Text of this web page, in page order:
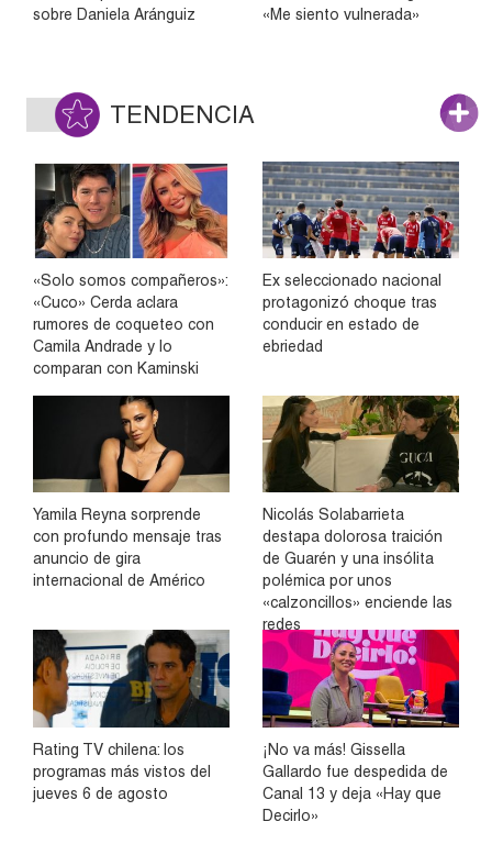
sobre Daniela Aránguiz
«Me siento vulnerada»
TENDENCIA
«Solo somos compañeros»:
«Cuco» Cerda aclara
rumores de coqueteo con
Camila Andrade y lo
comparan con Kaminski
Ex seleccionado nacional
protagonizó choque tras
conducir en estado de
ebriedad
Yamila Reyna sorprende
con profundo mensaje tras
anuncio de gira
internacional de Américo
Nicolás Solabarrieta
destapa dolorosa traición
de Guarén y una insólita
polémica por unos
«calzoncillos» enciende las
redes
Rating TV chilena: los
programas más vistos del
jueves 6 de agosto
¡No va más! Gissella
Gallardo fue despedida de
Canal 13 y deja «Hay que
Decirlo»